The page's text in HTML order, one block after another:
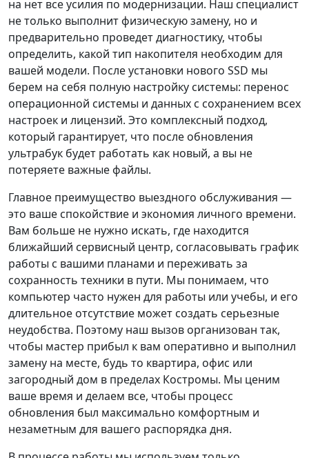
на нет все усилия по модернизации. Наш специалист
не только выполнит физическую замену, но и
предварительно проведет диагностику, чтобы
определить, какой тип накопителя необходим для
вашей модели. После установки нового SSD мы
берем на себя полную настройку системы: перенос
операционной системы и данных с сохранением всех
настроек и лицензий. Это комплексный подход,
который гарантирует, что после обновления
ультрабук будет работать как новый, а вы не
потеряете важные файлы.
Главное преимущество выездного обслуживания —
это ваше спокойствие и экономия личного времени.
Вам больше не нужно искать, где находится
ближайший сервисный центр, согласовывать график
работы с вашими планами и переживать за
сохранность техники в пути. Мы понимаем, что
компьютер часто нужен для работы или учебы, и его
длительное отсутствие может создать серьезные
неудобства. Поэтому наш вызов организован так,
чтобы мастер прибыл к вам оперативно и выполнил
замену на месте, будь то квартира, офис или
загородный дом в пределах Костромы. Мы ценим
ваше время и делаем все, чтобы процесс
обновления был максимально комфортным и
незаметным для вашего распорядка дня.